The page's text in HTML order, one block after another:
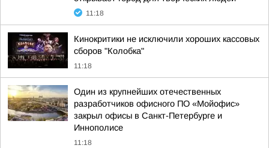
11:18
Кинокритики не исключили хороших кассовых
сборов "Колобка"
11:18
Один из крупнейших отечественных
разработчиков офисного ПО «Мойофис»
закрыл офисы в Санкт-Петербурге и
Иннополисе
11:18